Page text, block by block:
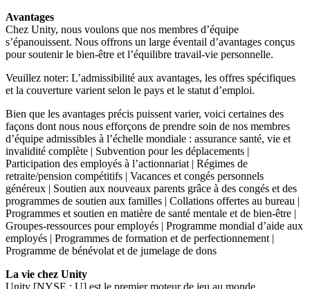
Avantages
Chez Unity, nous voulons que nos membres d’équipe
s’épanouissent. Nous offrons un large éventail d’avantages conçus
pour soutenir le bien-être et l’équilibre travail-vie personnelle.
Veuillez noter: L’admissibilité aux avantages, les offres spécifiques
et la couverture varient selon le pays et le statut d’emploi.
Bien que les avantages précis puissent varier, voici certaines des
façons dont nous nous efforçons de prendre soin de nos membres
d’équipe admissibles à l’échelle mondiale : assurance santé, vie et
invalidité complète | Subvention pour les déplacements |
Participation des employés à l’actionnariat | Régimes de
retraite/pension compétitifs | Vacances et congés personnels
généreux | Soutien aux nouveaux parents grâce à des congés et des
programmes de soutien aux familles | Collations offertes au bureau |
Programmes et soutien en matière de santé mentale et de bien-être |
Groupes-ressources pour employés | Programme mondial d’aide aux
employés | Programmes de formation et de perfectionnement |
Programme de bénévolat et de jumelage de dons
La vie chez Unity
Unity [NYSE : U] est le premier moteur de jeu au monde,